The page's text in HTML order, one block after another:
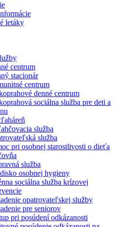
letáky
centrum
stacionár
centrum
denné centrum
sociálna služba pre deti a
služba
služba
pri osobnej starostlivosti o dieťa
služba
osobnej hygieny
sociálna služba krízovej
opatrovateľskej služby
pre seniorov
pri posúdení odkázanosti